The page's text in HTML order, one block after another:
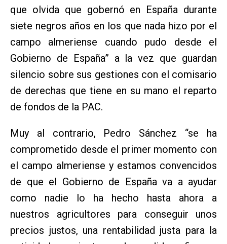
que olvida que gobernó en España durante
siete negros años en los que nada hizo por el
campo almeriense cuando pudo desde el
Gobierno de España” a la vez que guardan
silencio sobre sus gestiones con el comisario
de derechas que tiene en su mano el reparto
de fondos de la PAC.
Muy al contrario, Pedro Sánchez “se ha
comprometido desde el primer momento con
el campo almeriense y estamos convencidos
de que el Gobierno de España va a ayudar
como nadie lo ha hecho hasta ahora a
nuestros agricultores para conseguir unos
precios justos, una rentabilidad justa para la